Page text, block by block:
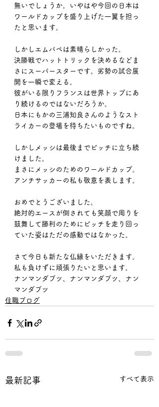
無いでしょうか。いやはや今回の日本は
ワールドカップを盛り上げた一翼を担っ
たと思います。
しかしエムバペは素晴らしかった。
決勝戦でハットトリックを決めるなどま
さにスーパースターです。劣勢の試合展
開を一瞬で変える。
彼がいる限りフランスは世界トップにあ
り続けるのではないだろうか。
日本にもかの三浦知良さんのようなスト
ライカーの登場を待ちたいものですね。
しかしメッシは最後までピッチに立ち続
けました。
まさにメッシのためのワールドカップ。
アンチサッカーの私も敬意を表します。
おめでとうございました。
絶対的エースが倒されても笑顔で周りを
鼓舞して勝利のためにピッチを走り回っ
ていた姿はただの感動ではなかった。
さて今日も新たな仏縁をいただきます。
私も負けずに頑張りたいと思います。
ナンマンダブツ、ナンマンダブツ、ナン
マンダブツ
住職ブログ
最新記事 すべて表示